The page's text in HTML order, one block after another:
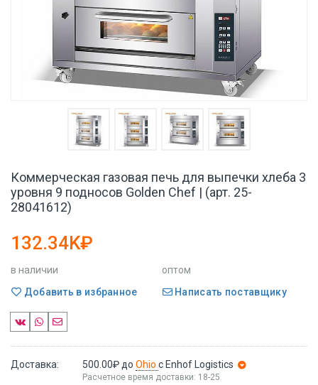
Коммерческая газовая печь для выпечки хлеба 3
уровня 9 подносов Golden Chef | (арт. 25-
28041612)
132.34K₽
в наличии
оптом
Добавить в избранное
Написать поставщику
Доставка: 500.00₽ до Ohio с Enhof Logistics
Расчетное время доставки: 18-25